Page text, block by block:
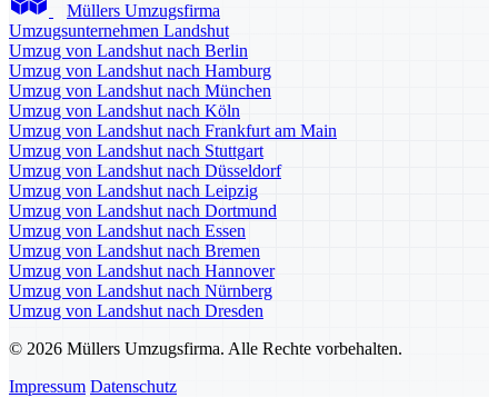
Müllers Umzugsfirma
Umzugsunternehmen Landshut
Umzug von Landshut nach Berlin
Umzug von Landshut nach Hamburg
Umzug von Landshut nach München
Umzug von Landshut nach Köln
Umzug von Landshut nach Frankfurt am Main
Umzug von Landshut nach Stuttgart
Umzug von Landshut nach Düsseldorf
Umzug von Landshut nach Leipzig
Umzug von Landshut nach Dortmund
Umzug von Landshut nach Essen
Umzug von Landshut nach Bremen
Umzug von Landshut nach Hannover
Umzug von Landshut nach Nürnberg
Umzug von Landshut nach Dresden
© 2026 Müllers Umzugsfirma. Alle Rechte vorbehalten.
Impressum Datenschutz